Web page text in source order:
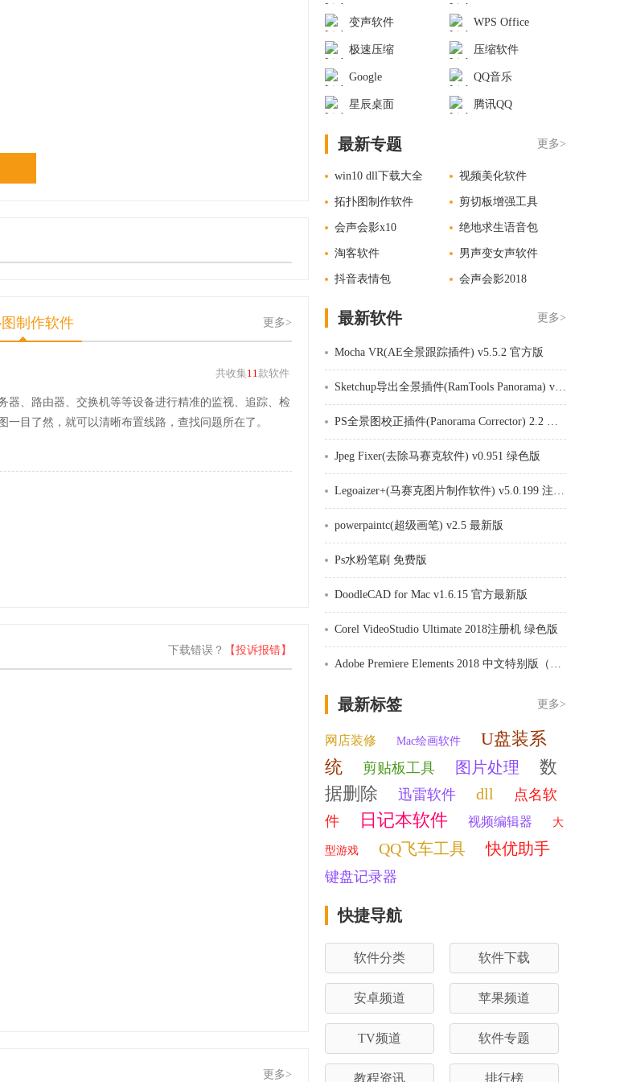
制作软件 更多>
共收集11款软件
器、路由器、交换机等等设备进行精准的监视、追踪、检
目了然，就可以清晰布置线路，查找问题所在了。
下载错误？ 【投诉报错】
更多>
变声软件 WPS Office
极速压缩 压缩软件
Google QQ音乐
星辰桌面 腾讯QQ
最新专题 更多>
win10 dll下载大全 视频美化软件
拓扑图制作软件 剪切板增强工具
会声会影x10 绝地求生语音包
淘客软件 男声变女声软件
抖音表情包 会声会影2018
最新软件 更多>
Mocha VR(AE全景跟踪插件) v5.5.2 官方版
Sketchup导出全景插件(RamTools Panorama) v0.33 免费版
PS全景图校正插件(Panorama Corrector) 2.2 免费版
Jpeg Fixer(去除马赛克软件) v0.951 绿色版
Legoaizer+(马赛克图片制作软件) v5.0.199 注册版
powerpaintc(超级画笔) v2.5 最新版
Ps水粉笔刷 免费版
DoodleCAD for Mac v1.6.15 官方最新版
Corel VideoStudio Ultimate 2018注册机 绿色版
Adobe Premiere Elements 2018 中文特别版（视频编辑软件）
最新标签 更多>
网店装修 Mac绘画软件
U盘装系
统
剪贴板工具 图片处理
数
据删除
迅雷软件 dll
点名软
件
日记本软件 视频编辑器 大
型游戏 QQ飞车工具 快优助手
键盘记录器
快捷导航
软件分类 软件下载
安卓频道 苹果频道
TV频道 软件专题
教程资讯 排行榜